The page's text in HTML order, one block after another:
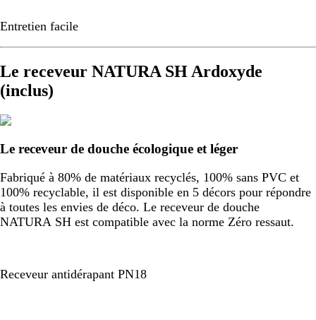
Entretien facile
Le receveur NATURA SH Ardoxyde
(inclus)
Le receveur de douche écologique et léger
Fabriqué à 80% de matériaux recyclés, 100% sans PVC et
100% recyclable, il est disponible en 5 décors pour répondre
à toutes les envies de déco. Le receveur de douche
NATURA SH est compatible avec la norme Zéro ressaut.
Receveur antidérapant PN18